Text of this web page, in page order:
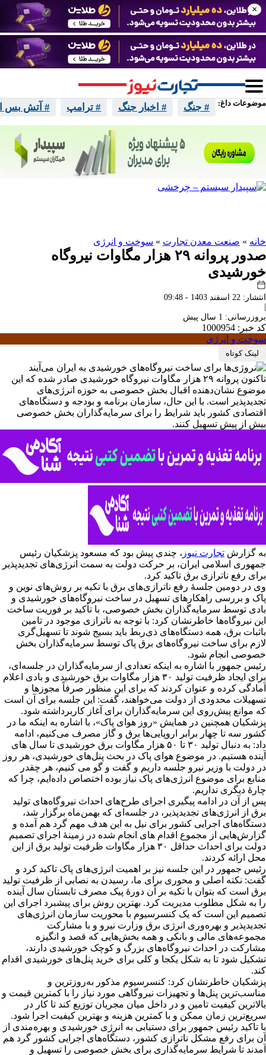
موضوعات داغ: # جنگ # اخبار جنگ # ترامپ # آتش بس
×
خانه » صنعت معدن تجارت » سوخت و انرژی
صدور پروانه ۲۹ هزار مگاوات نیروگاه
خورشیدی
انتشار: 22 اسفند 1403 - 09:48
بروزرسانی: 1 سال پیش
کد خبر: 1000954
سوخت و انرژی
لینک کوتاه
تاکنون پروانه ۲۹ هزار مگاوات نیروگاه خورشیدی صادر شده که این
موضوع نشان‌دهنده اقبال بخش خصوصی به حوزه انرژی‌های
تجدیدپذیر است. با این حال، سازمان برنامه و بودجه و دستگاه‌های
اقتصادی کشور باید شرایط را برای سرمایه‌گذاران بخش خصوصی
بیش از پیش تسهیل کنند.
به گزارش تجارت نیوز ، چندی پیش بود که مسعود پزشکیان رئیس
جمهوری اسلامی ایران، بر حرکت دولت به سمت انرژی‌های تجدیدپذیر
برای رفع ناترازی برق تاکید کرد.
وی در دومین جلسۀ رفع ناترازی‌های برق با تکیه بر روش‌های نوین و
پاک و بررسی راهکارهای تسهیل در ساخت نیروگاه‌های خورشیدی و
بادی توسط سرمایه‌گذاران بخش خصوصی، با تأکید بر فوریت ساخت
این نیروگاه‌ها خاطرنشان کرد: با توجه به ناترازی موجود در تامین
باثبات برق، همه دستگاه‌های ذی‌ربط باید بسیج شوند تا تسهیل‌گری
لازم برای ساخت نیروگاه‌های برق پاک توسط سرمایه‌گذاران بخش
خصوصی انجام شود.
رئیس جمهور با اشاره به اینکه تعدادی از سرمایه‌گذاران در جلسه‌ای،
برای ایجاد ظرفیت تولید ۳۰ هزار مگاوات برق خورشیدی و بادی اعلام
آمادگی کرده و عنوان کردند که برای این منظور صرفاً مجوزها و
تسهیلات محدودی از دولت می‌خواهند، گفت: این جلسه برای آن است
که موانع پیش‌روی این سرمایه‌گذاران برای آغاز کاربرداشته شود.
پزشکیان همچنین در همایش «روز هوای پاک»، با اشاره به اینکه ما در
کشور سه تا چهار برابر اروپایی‌ها برق و گاز مصرف می‌کنیم، ادامه
داد: به دنبال تولید ۳۰ تا ۵۰ هزار مگاوات برق خورشیدی تا سال های
آینده هستیم. در موضوع هوای پاک در بحث پنل‌های خورشیدی، هر روز
در دولت با وزیر نیرو جلسه داریم و گفت و گو می کنیم، هر چقدر
منابع برای موضوع انرژی‌های پاک نیاز بوده اختصاص داده‌ایم، چرا که
چارۀ دیگری نداریم.
پس از آن در ادامه پیگیری اجرای طرح‌های احداث نیروگاه‌های تولید
برق از انرژی‌های تجدیدپذیر، در جلسه‌ای که بهمن‌ماه برگزار شد،
دستگاه‌های اجرایی کشور برای نیل به این هدف مهم گرد هم آمده و
گزارش‌هایی از مجموع اقدام های انجام شده در زمینۀ اجرای تصمیم
دولت برای احداث حداقل ۳۰ هزار مگاوات ظرفیت تولید برق از این
محل ارائه کردند.
رئیس جمهور در این جلسه نیز بر اهمیت انرژی‌های پاک تاکید کرد و
گفت: نکته اصلی و محوری برای ما، رسیدن به نصابی از ظرفیت تولید
برق است که بتوان با تکیه بر آن دورۀ پیک مصرف تابستان سال آینده
را به شکل مطلوب مدیریت کرد. بهترین روش برای پیشبرد اجرای این
تصمیم این است که یک کنسرسیوم با محوریت سازمان انرژی‌های
تجدیدپذیر و بهره‌وری انرژی برق وزارت نیرو و با مشارکت
مجموعه‌های مالی و بانکی و همه بخش‌هایی که قصد و انگیزه
مشارکت در احداث نیروگاه‌های بزرگ و کوچک خورشیدی دارند،
تشکیل شود تا به شکل یکجا و کلی برای خرید پنل‌های خورشیدی اقدام
کند.
پزشکیان خاطرنشان کرد: کنسرسیوم مذکور به‌روزترین و
مناسب‌ترین پنل‌ها و تجهیزات نیروگاهی مورد نیاز را با کمترین قیمت و
بالاترین کیفیت تامین و در داخل میان مجریان توزیع کند تا کار در
سریع‌ترین زمان ممکن و با کمترین هزینه و بهترین کیفیت اجرا شود.
با تاکید رئیس جمهور برای دستیابی به انرژی خورشیدی و بهره‌مندی از
آن برای رفع مشکل ناترازی کشور، دستگاه‌های اجرایی کشور گرد هم
آمدند تا شرایط سرمایه‌گذاری برای بخش خصوصی را تسهیل و